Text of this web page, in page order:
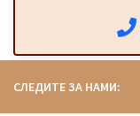
СЛЕДИТЕ ЗА НАМИ: